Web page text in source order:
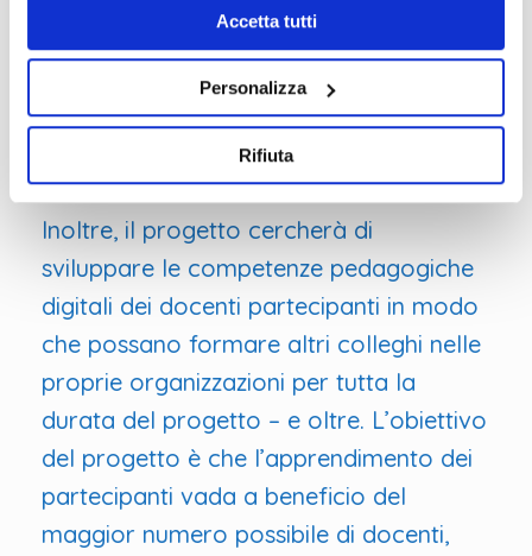
Accetta tutti
Personalizza
Rifiuta
digitali, esperienze e buone pratiche. È
previsto che durante gli eventi di
formazione ci saranno degli esperti per
tenere delle masterclass e condividere
pratiche innovative.
Inoltre, il progetto cercherà di
sviluppare le competenze pedagogiche
digitali dei docenti partecipanti in modo
che possano formare altri colleghi nelle
proprie organizzazioni per tutta la
durata del progetto – e oltre. L’obiettivo
del progetto è che l’apprendimento dei
partecipanti vada a beneficio del
maggior numero possibile di docenti,